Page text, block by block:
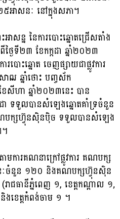
អាសនៈ នៅក្នុងសភា។
សន្ន នៃការបោះឆ្នោតជ្រើសតាំង
ៃទី២៣ ខែកក្កដា ឆ្នាំ២០២៣
បោះឆ្នោត ចេញផ្សាយជាផ្លូវការ
ាឍ ឆ្នាំថោះ បញ្ចស័ក
សីហា ឆ្នាំ២០២៣នេះ បាន
ា ទទួលបានសំឡេងឆ្នោតគាំទ្រចំនួន
សហ៊្វុនស៊ិនប៉ិច ទទួលបានសំឡេង
ការគណនាក្រៅផ្លូវការ គណបក្ស
ៈចំនួន ១២០ និងគណបក្សហ៊្វុនស៊ិន
ជធានីភ្នំពេញ ១, ខេត្តកណ្តាល ១,
ងខេត្តកំពង់ចាម ១ ។